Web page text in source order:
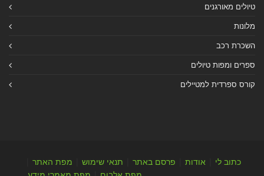
טיולים מאורגנים
מלונות
השכרת רכב
ספרים ומפות טיולים
קורס ספרדית למטיילים
כתוב לי אודות פרסם באתר תנאי שימוש מפת האתר